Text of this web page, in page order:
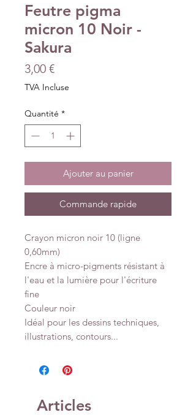
Feutre pigma
micron 10 Noir -
Sakura
3,00 €Prix
TVA Incluse
Quantité *
Ajouter au panier
Commande rapide
Crayon micron noir 10 (ligne
0,60mm)
Encre à micro-pigments résistant à
l'eau et la lumière pour l'écriture
fine
Couleur noir
Idéal pour les dessins techniques,
illustrations, contours...
Articles